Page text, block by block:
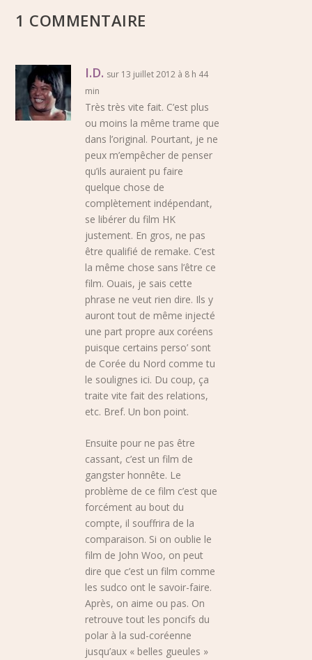
1 COMMENTAIRE
I.D. sur 13 juillet 2012 à 8 h 44
min
Très très vite fait. C’est plus
ou moins la même trame que
dans l’original. Pourtant, je ne
peux m’empêcher de penser
qu’ils auraient pu faire
quelque chose de
complètement indépendant,
se libérer du film HK
justement. En gros, ne pas
être qualifié de remake. C’est
la même chose sans l’être ce
film. Ouais, je sais cette
phrase ne veut rien dire. Ils y
auront tout de même injecté
une part propre aux coréens
puisque certains perso’ sont
de Corée du Nord comme tu
le soulignes ici. Du coup, ça
traite vite fait des relations,
etc. Bref. Un bon point.
Ensuite pour ne pas être
cassant, c’est un film de
gangster honnête. Le
problème de ce film c’est que
forcément au bout du
compte, il souffrira de la
comparaison. Si on oublie le
film de John Woo, on peut
dire que c’est un film comme
les sudco ont le savoir-faire.
Après, on aime ou pas. On
retrouve tout les poncifs du
polar à la sud-coréenne
jusqu’aux « belles gueules »